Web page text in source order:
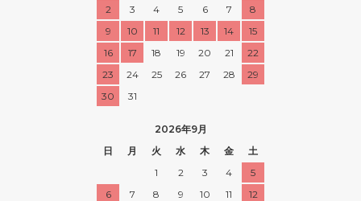
2
3 4 5 6 7
8
9
10 11 12 13 14
15
16
17 18 19 20 21
22
23
24 25 26 27 28
29
30
31
2026年9月
日
月 火 水 木 金
土
1
2 3 4
5
6
7 8 9 10 11
12